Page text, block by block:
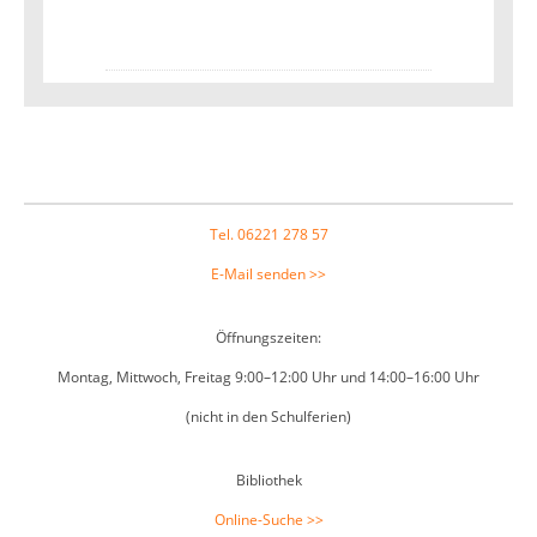
Footer
Tel. 06221 278 57
E-Mail senden >>
Öffnungszeiten:
Montag, Mittwoch, Freitag 9:00–12:00 Uhr und 14:00–16:00 Uhr
(nicht in den Schulferien)
Bibliothek
Online-Suche >>